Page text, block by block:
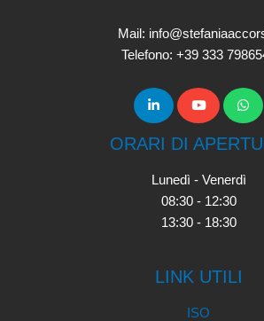
Mail:
Telefono: +39 333
ORARI DI
Lunedì - Venerdì
08:30 - 12:30
13:30 - 18:30
LINK UTILI
ISO